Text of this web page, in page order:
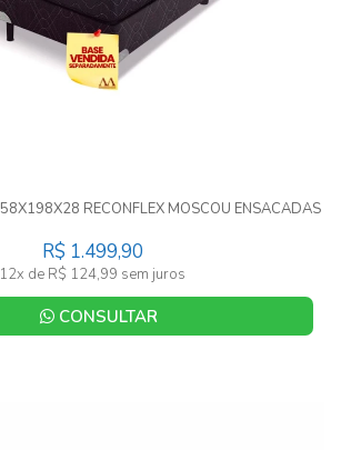
RECONFLEX MOSCOU ENSACADAS
R$ 1.499,90
12x de R$ 124,99 sem juros
CONSULTAR